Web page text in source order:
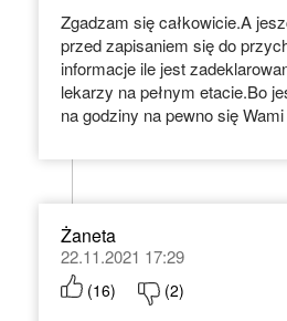
Zgadzam się całkowicie.A
przed zapisaniem się do
informacje ile jest
lekarzy na pełnym etacie.Bo
na godziny na pewno się
Żaneta
22.11.2021 17:29
(16) (2)